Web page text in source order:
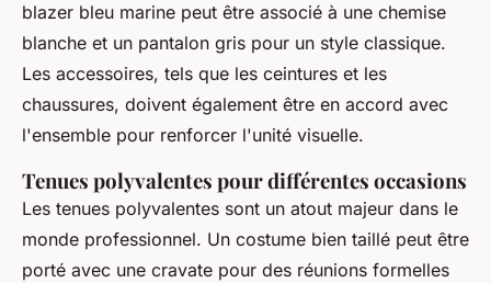
blazer bleu marine peut être associé à une chemise
blanche et un pantalon gris pour un style classique.
Les accessoires, tels que les ceintures et les
chaussures, doivent également être en accord avec
l'ensemble pour renforcer l'unité visuelle.
Tenues polyvalentes pour différentes occasions
Les tenues polyvalentes sont un atout majeur dans le
monde professionnel. Un costume bien taillé peut être
porté avec une cravate pour des réunions formelles